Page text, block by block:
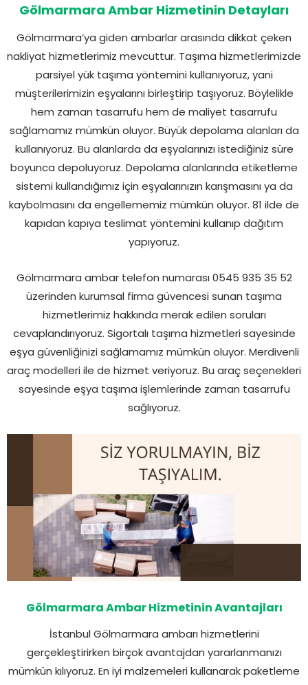
Gölmarmara Ambar Hizmetinin Detayları
Gölmarmara’ya giden ambarlar arasında dikkat çeken
nakliyat hizmetlerimiz mevcuttur. Taşıma hizmetlerimizde
parsiyel yük taşıma yöntemini kullanıyoruz, yani
müşterilerimizin eşyalarını birleştirip taşıyoruz. Böylelikle
hem zaman tasarrufu hem de maliyet tasarrufu
sağlamamız mümkün oluyor. Büyük depolama alanları da
kullanıyoruz. Bu alanlarda da eşyalarınızı istediğiniz süre
boyunca depoluyoruz. Depolama alanlarında etiketleme
sistemi kullandığımız için eşyalarınızın karışmasını ya da
kaybolmasını da engellememiz mümkün oluyor. 81 ilde de
kapıdan kapıya teslimat yöntemini kullanıp dağıtım
yapıyoruz.
Gölmarmara ambar telefon numarası 0545 935 35 52
üzerinden kurumsal firma güvencesi sunan taşıma
hizmetlerimiz hakkında merak edilen soruları
cevaplandırıyoruz. Sigortalı taşıma hizmetleri sayesinde
eşya güvenliğinizi sağlamamız mümkün oluyor. Merdivenli
araç modelleri ile de hizmet veriyoruz. Bu araç seçenekleri
sayesinde eşya taşıma işlemlerinde zaman tasarrufu
sağlıyoruz.
Gölmarmara Ambar Hizmetinin Avantajları
İstanbul Gölmarmara ambarı hizmetlerini
gerçekleştirirken birçok avantajdan yararlanmanızı
mümkün kılıyoruz. En iyi malzemeleri kullanarak paketleme